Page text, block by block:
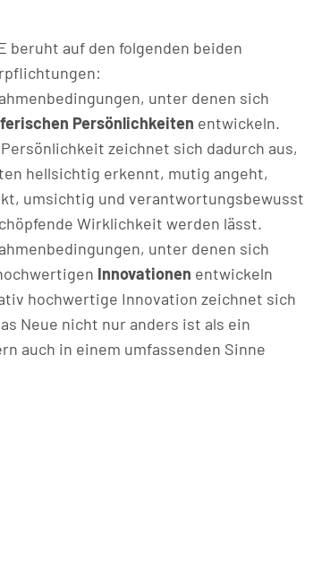
beruht auf den folgenden beiden
unter denen sich
Persönlichkeiten entwickeln.
zeichnet sich dadurch aus,
hellsichtig erkennt, mutig angeht,
umsichtig und verantwortungsbewusst
Wirklichkeit werden lässt.
unter denen sich
Innovationen entwickeln
hochwertige Innovation zeichnet sich
Neue nicht nur anders ist als ein
auch in einem umfassenden Sinne